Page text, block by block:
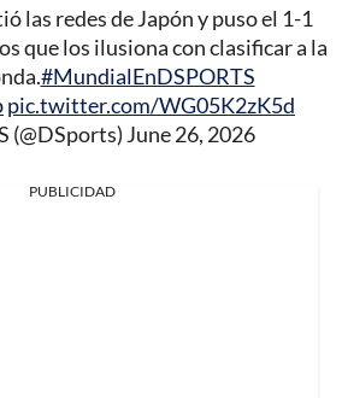
las redes de Japón y puso el 1-1
que los ilusiona con clasificar a la
#MundialEnDSPORTS
pic.twitter.com/WG05K2zK5d
(@DSports) June 26, 2026
PUBLICIDAD